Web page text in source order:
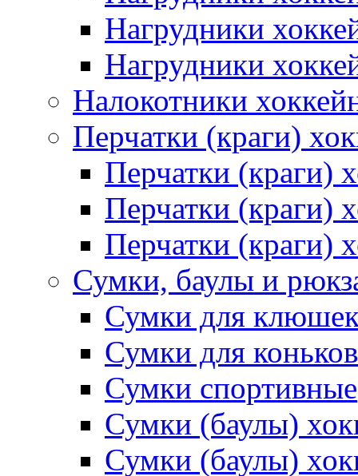
Нагрудники
Нагрудники
Налокотники
Перчатки (краги)
Перчатки (краги)
Перчатки (краги)
Перчатки (краги)
Сумки, баулы и
Сумки для
Сумки для коньков
Сумки спортивные
Сумки (баулы)
Сумки (баулы)